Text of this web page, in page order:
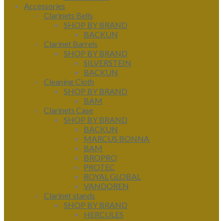
Accessories
Clarinets Bells
SHOP BY BRAND
BACKUN
Clarinet Barrels
SHOP BY BRAND
SILVERSTEIN
BACKUN
Cleaning Cloth
SHOP BY BRAND
BAM
Clarinets Case
SHOP BY BRAND
BACKUN
MARCUS BONNA
BAM
BROPRO
PROTEC
ROYAL GLOBAL
VANDOREN
Clarinet stands
SHOP BY BRAND
HERCULES